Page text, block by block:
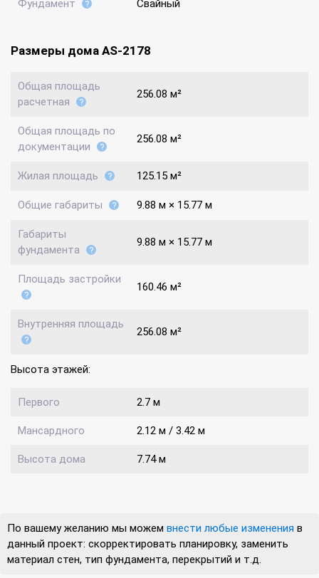
Фундамент Свайный
Размеры дома AS-2178
Общая площадь
расчетная
256.08 м²
Общая площадь по
документации
256.08 м²
Жилая площадь 125.15 м²
Общие габариты 9.88 м × 15.77 м
Габариты
фундамента
9.88 м × 15.77 м
Площадь застройки
160.46 м²
Внутренняя площадь
256.08 м²
Высота этажей:
Первого 2.7 м
Мансардного 2.12 м / 3.42 м
Высота дома 7.74 м
По вашему желанию мы можем внести любые изменения в
данный проект: скорректировать планировку, заменить
материал стен, тип фундамента, перекрытий и т.д.